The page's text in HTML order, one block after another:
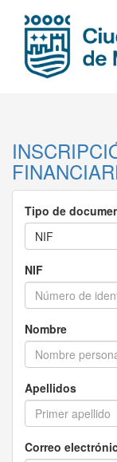
Tipo de
NIF
NIF
Nombre
Apellidos
Correo